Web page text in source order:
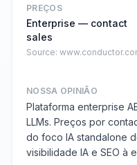
PREÇOS
Enterprise — contact
sales
Source:
NOSSA OPINIÃO
Plataforma enterprise
LLMs. Preços por
do foco IA standalone
visibilidade IA e SEO à